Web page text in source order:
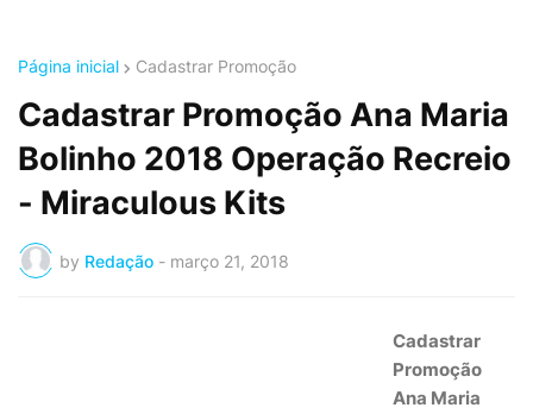
Página inicial Cadastrar Promoção
Cadastrar Promoção Ana Maria
Bolinho 2018 Operação Recreio
- Miraculous Kits
by Redação - março 21, 2018
Cadastrar
Promoção
Ana Maria